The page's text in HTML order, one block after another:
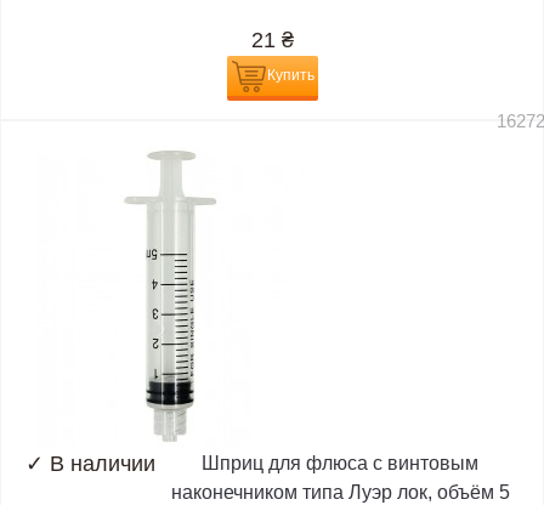
21 ₴
Купить
✓ В наличии
Шприц для флюса с винтовым
наконечником типа Луэр лок, объём 5